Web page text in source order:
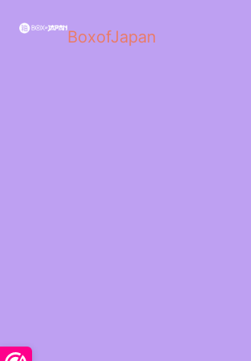
BoxofJapan